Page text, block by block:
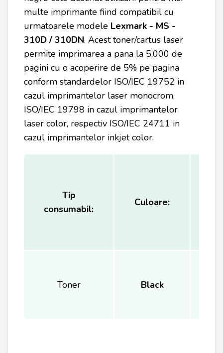
multe imprimante fiind compatibil cu
urmatoarele modele Lexmark - MS -
310D / 310DN. Acest toner/cartus laser
permite imprimarea a pana la 5.000 de
pagini cu o acoperire de 5% pe pagina
conform standardelor ISO/IEC 19752 in
cazul imprimantelor laser monocrom,
ISO/IEC 19798 in cazul imprimantelor
laser color, respectiv ISO/IEC 24711 in
cazul imprimantelor inkjet color.
Tip
consumabil:
Culoare:
Toner Black